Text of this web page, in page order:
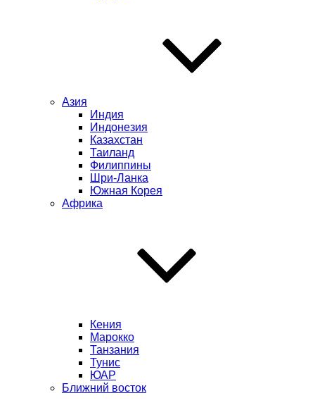
Азия
Индия
Индонезия
Казахстан
Таиланд
Филиппины
Шри-Ланка
Южная Корея
Африка
Кения
Марокко
Танзания
Тунис
ЮАР
Ближний восток